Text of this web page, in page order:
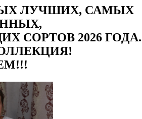
ЛУЧШИХ, САМЫХ
СОРТОВ 2026 ГОДА.